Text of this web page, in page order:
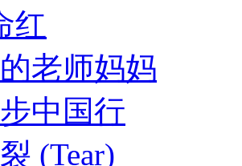
红
老师妈妈
中国行
(Tear)